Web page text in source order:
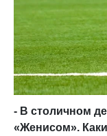
- В столичном
«Женисом».